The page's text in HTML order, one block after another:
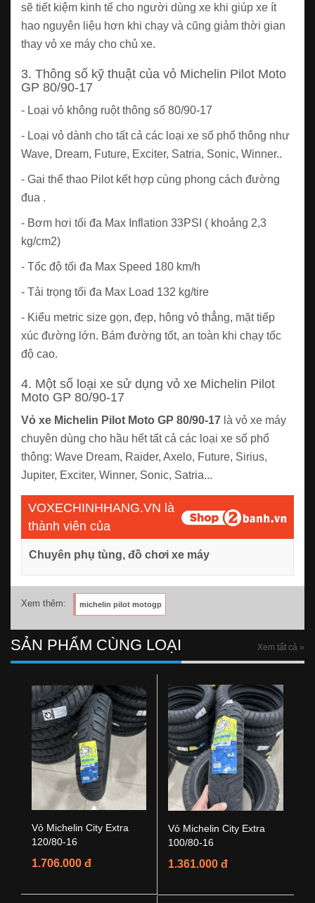
sẽ tiết kiệm kinh tế cho người dùng xe khi giúp xe ít
hao nguyên liệu hơn khi chạy và cũng giảm thời gian
thay vỏ xe máy cho chủ xe.
3. Thông số kỹ thuật của vỏ Michelin Pilot Moto
GP 80/90-17
- Loại vỏ không ruột thông số 80/90-17
- Loại vỏ dành cho tất cả các loại xe số phổ thông như
Wave, Dream, Future, Exciter, Satria, Sonic, Winner..
- Gai thể thao Pilot kết hợp cùng phong cách đường
đua .
- Bơm hơi tối đa Max Inflation 33PSI ( khoảng 2,3
kg/cm2)
- Tốc độ tối đa Max Speed 180 km/h
- Tải trọng tối đa Max Load 132 kg/tire
- Kiểu metric size gọn, đẹp, hông vỏ thẳng, mặt tiếp
xúc đường lớn. Bám đường tốt, an toàn khi chạy tốc
độ cao.
4. Một số loại xe sử dụng vỏ xe Michelin Pilot
Moto GP 80/90-17
Vỏ xe Michelin Pilot Moto GP 80/90-17 là vỏ xe máy
chuyên dùng cho hầu hết tất cả các loại xe số phổ
thông: Wave Dream, Raider, Axelo, Future, Sirius,
Jupiter, Exciter, Winner, Sonic, Satria...
VOXECHINHHANG.VN là
thành viên của
Chuyên phụ tùng, đồ chơi xe máy
Xem thêm: michelin pilot motogp
SẢN PHẨM CÙNG LOẠI Xem tất cả »
Vỏ Michelin City Extra
120/80-16
1.706.000 đ
Vỏ Michelin City Extra
100/80-16
1.361.000 đ